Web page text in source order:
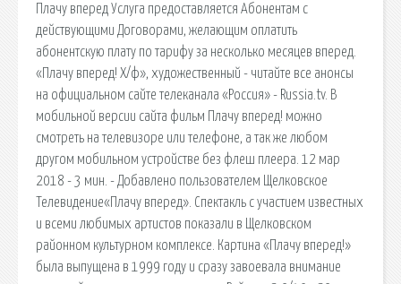
Плачу вперед Услуга предоставляется Абонентам с
действующими Договорами, желающим оплатить
абонентскую плату по тарифу за несколько месяцев вперед.
«Плачу вперед! Х/ф», художественный - читайте все анонсы
на официальном сайте телеканала «Россия» - Russia.tv. В
мобильной версии сайта фильм Плачу вперед! можно
смотреть на телевизоре или телефоне, а так же любом
другом мобильном устройстве без флеш плеера. 12 мар
2018 - 3 мин. - Добавлено пользователем Щелковское
Телевидение«Плачу вперед». Спектакль с участием известных
и всеми любимых артистов показали в Щелковском
районном культурном комплексе. Картина «Плачу вперед!»
была выпущена в 1999 году и сразу завоевала внимание